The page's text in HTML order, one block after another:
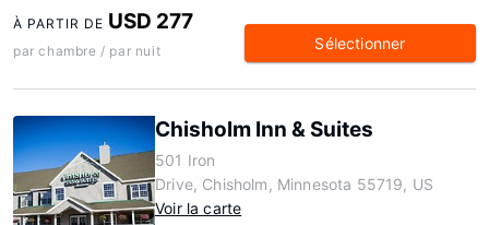
À PARTIR DE USD 277
par chambre / par nuit Sélectionner
Chisholm Inn & Suites
501 Iron
Drive, Chisholm, Minnesota 55719, US
Voir la carte